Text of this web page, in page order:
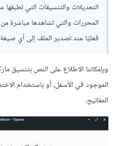
التعديلات والتنسيقات التي
المحررات والتي تشاهدها مباشرة
فعليًا عند تصدير الملف إلى أي
وبإمكاننا اﻻطلاع على النص بتنسيق
الموجود في اﻷسفل، أو باستخدام
المفاتيح.